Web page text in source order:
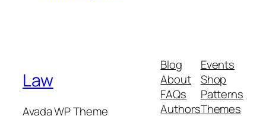
Law
Avada WP Theme
Blog
About
FAQs
Authors
Events
Shop
Patterns
Themes